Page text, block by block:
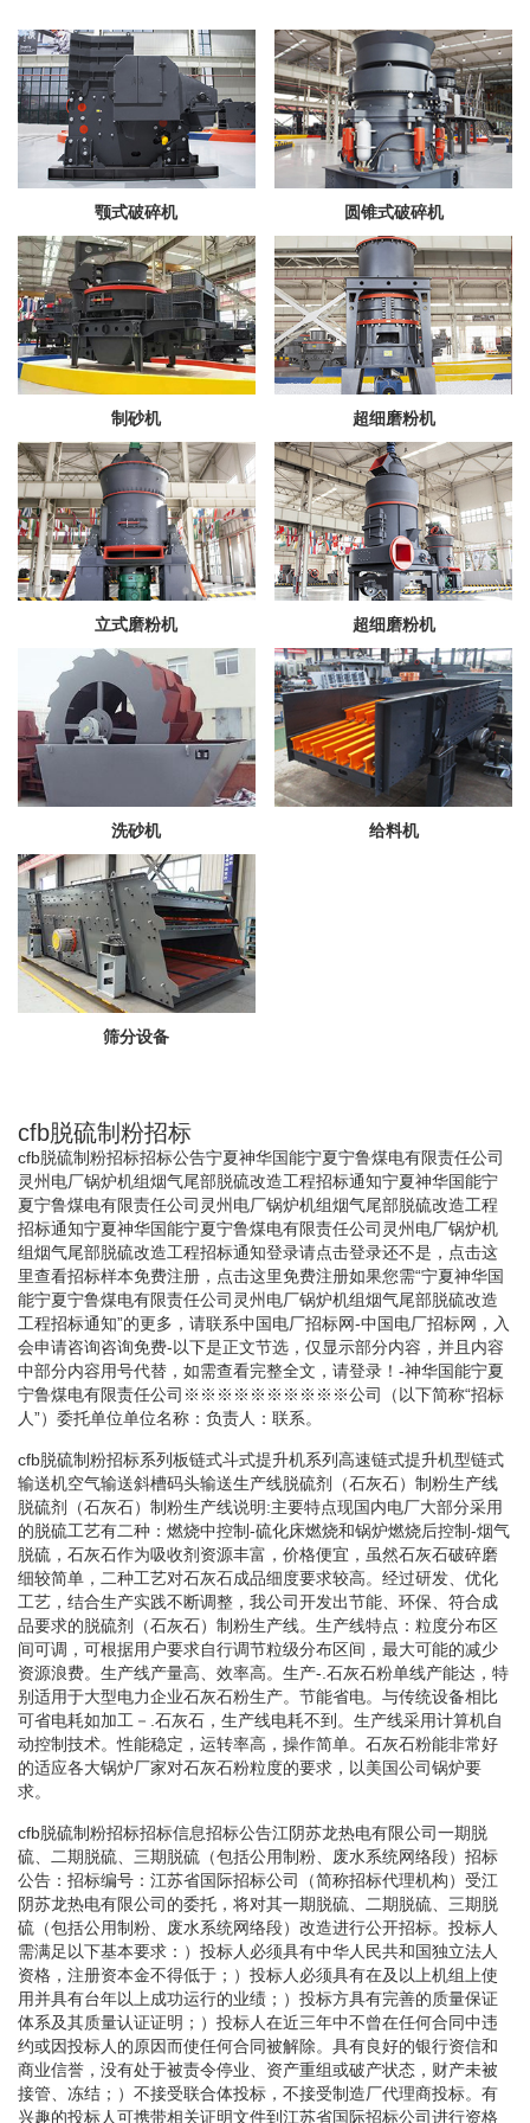
颚式破碎机 圆锥式破碎机
制砂机 超细磨粉机
立式磨粉机 超细磨粉机
洗砂机 给料机
筛分设备
cfb脱硫制粉招标
cfb脱硫制粉招标招标公告宁夏神华国能宁夏宁鲁煤电有限责任公司
灵州电厂锅炉机组烟气尾部脱硫改造工程招标通知宁夏神华国能宁
夏宁鲁煤电有限责任公司灵州电厂锅炉机组烟气尾部脱硫改造工程
招标通知宁夏神华国能宁夏宁鲁煤电有限责任公司灵州电厂锅炉机
组烟气尾部脱硫改造工程招标通知登录请点击登录还不是，点击这
里查看招标样本免费注册，点击这里免费注册如果您需“宁夏神华国
能宁夏宁鲁煤电有限责任公司灵州电厂锅炉机组烟气尾部脱硫改造
工程招标通知”的更多，请联系中国电厂招标网-中国电厂招标网，入
会申请咨询咨询免费-以下是正文节选，仅显示部分内容，并且内容
中部分内容用号代替，如需查看完整全文，请登录！- 神华国能宁夏
宁鲁煤电有限责任公司※※※※※※※※※※公司（以下简称“招标
人”）委托单位单位名称：负责人：联系。
cfb脱硫制粉招标系列板链式斗式提升机系列高速链式提升机型链式
输送机空气输送斜槽码头输送生产线脱硫剂（石灰石）制粉生产线
脱硫剂（石灰石）制粉生产线说明:主要特点现国内电厂大部分采用
的脱硫工艺有二种：燃烧中控制-硫化床燃烧和锅炉燃烧后控制-烟气
脱硫，石灰石作为吸收剂资源丰富，价格便宜，虽然石灰石破碎磨
细较简单，二种工艺对石灰石成品细度要求较高。经过研发、优化
工艺，结合生产实践不断调整，我公司开发出节能、环保、符合成
品要求的脱硫剂（石灰石）制粉生产线。生产线特点：粒度分布区
间可调，可根据用户要求自行调节粒级分布区间，最大可能的减少
资源浪费。生产线产量高、效率高。生产-.石灰石粉单线产能达，特
别适用于大型电力企业石灰石粉生产。节能省电。与传统设备相比
可省电耗如加工－.石灰石，生产线电耗不到。生产线采用计算机自
动控制技术。性能稳定，运转率高，操作简单。石灰石粉能非常好
的适应各大锅炉厂家对石灰石粉粒度的要求，以美国公司锅炉要
求。
cfb脱硫制粉招标招标信息招标公告江阴苏龙热电有限公司一期脱
硫、二期脱硫、三期脱硫（包括公用制粉、废水系统网络段）招标
公告：招标编号：江苏省国际招标公司（简称招标代理机构）受江
阴苏龙热电有限公司的委托，将对其一期脱硫、二期脱硫、三期脱
硫（包括公用制粉、废水系统网络段）改造进行公开招标。投标人
需满足以下基本要求：）投标人必须具有中华人民共和国独立法人
资格，注册资本金不得低于；）投标人必须具有在及以上机组上使
用并具有台年以上成功运行的业绩；）投标方具有完善的质量保证
体系及其质量认证证明；）投标人在近三年中不曾在任何合同中违
约或因投标人的原因而使任何合同被解除。具有良好的银行资信和
商业信誉，没有处于被责令停业、资产重组或破产状态，财产未被
接管、冻结；）不接受联合体投标，不接受制造厂代理商投标。有
兴趣的投标人可携带相关证明文件到江苏省国际招标公司进行资格